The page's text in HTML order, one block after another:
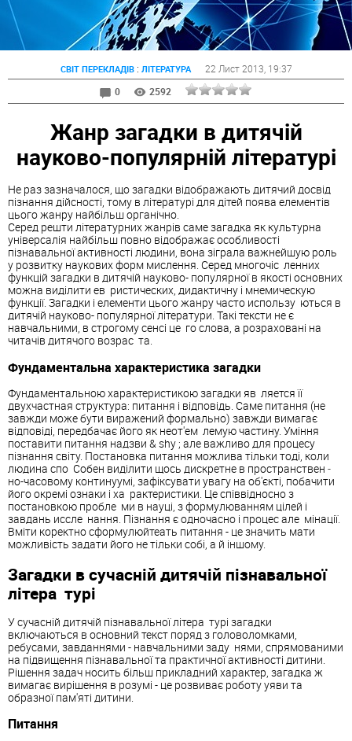
СВІТ ПЕРЕКЛАДІВ: ЛІТЕРАТУРА 22 Лист 2013 , 19:37
0
2592
Жанр загадки в дитячій
науково-популярній літературі
Не раз зазначалося, щозагадки відображають дитячий досвід
пізнання дійсності, тому в літературі для дітей поява елементів
цього жанру найбільш органічно.
Серед решти літературних жанрів саме загадка як культурна
універсалія найбільш повно відображає особливості
пізнавальної активності людини, вона зіграла важнейшую роль
у розвитку наукових форм мислення. Серед многочіс ­ ленних
функцій загадки в дитячій науково- популярної в якості основних
можна виділити ев ­ ристических, дидактичну і мнемическую
функції. Загадки і елементи цього жанру часто использу ­ ються в
дитячій науково- популярної літератури. Такі тексти не є
навчальними, в строгому сенсі це ­ го слова, а розраховані на
читачів дитячого возрас ­ та.
Фундаментальна характеристика загадки
Фундаментальною характеристикоюзагадки яв ­ ляется її
двухчастная структура: питання і відповідь. Саме питання (не
завжди може бути виражений формально) завжди вимагає
відповіді, передбачає його як неот'ем ­ лемую частину. Уміння
поставити питання надзви & shy ; але важливо для процесу
пізнання світу. Постановка питання можлива тільки тоді, коли
людина спо ­ Собен виділити щось дискретне в пространствен ­
но-часовому континуумі, зафіксувати увагу на об'єкті, побачити
його окремі ознаки і ха ­ рактеристики. Це співвідносно з
постановкою пробле ­ ми в науці, з формулюванням цілей і
завдань иссле ­ нання. Пізнання є одночасно і процес але ­ мінації.
Вміти коректно сформулюйтеать питання - це значить мати
можливість задати його не тільки собі, а й іншому.
Загадки в сучасній дитячій пізнавальної
літера ­ турі
У сучасній дитячій пізнавальної літера ­ турі загадки
включаються в основний текст поряд з головоломками,
ребусами, завданнями - навчальними заду ­ нями, спрямованими
на підвищення пізнавальної та практичної активності дитини.
Рішення задач носить більш прикладний характер, загадка ж
вимагає вирішення в розумі - це розвиває роботу уяви та
образної пам'яті дитини.
Питання